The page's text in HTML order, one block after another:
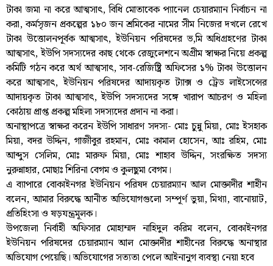
টাকা জমা না করে আত্মসাৎ, বিধি মোতাবেক প্যানেল চেয়ারম্যান নির্বাচন না
করা, কর্মসৃজন প্রকল্পের ১৮০ জন শ্রমিকের নামের সীম নিজের দখলে রেখে
টাকা উত্তোলনপূর্বক আত্মসাৎ, ইউনিয়ন পরিষদের ভ‚মি অধিগ্রহণের টাকা
আত্মসাৎ, ইউপি সদস্যদের কাছ থেকে রেজুলেশনে অগ্রীম স্বাক্ষর নিয়ে প্রকল্প
কমিটি গঠন করে অর্থ আত্মসাৎ, সাব-রেজিষ্ট্রি অফিসের ১% টাকা উত্তোলন
করে আত্মসাৎ, ইউনিয়ন পরিষদের আদায়কৃত ট্যাক্স ও ট্রেড লাইসেন্সের
আদায়কৃত টাকা আত্মসাৎ, ইউপি সদস্যদের সঙ্গে খারাপ আচরণ ও মহিলা
কোঠায় প্রাপ্ত প্রকল্প মহিলা সদস্যদের প্রদান না করা।
অনাস্থাপত্রে স্বাক্ষর করেন ইউপি সাধারণ সদস্য- মোঃ চুন্নু মিয়া, মোঃ ইসহাক
মিয়া, বদর উদ্দিন, গাজীবুর রহমান, মোঃ কামাল হোসেন, আঃ রহিম, মোঃ
আব্দুস সেলিম, মোঃ মারুফ মিয়া, মোঃ শাহাব উদ্দিন, সংরক্ষিত সদস্য
নুরুন্নাহার, মোছাঃ শিরিনা বেগম ও কুলছুমা বেগম।
এ ব্যাপারে বোকাইনগর ইউনিয়ন পরিষদ চেয়ারম্যান আল মোক্তাদীর শাহীন
বলেন, আমার বিরুদ্ধে আনীত অভিযোগগুলো সম্পূর্ণ ভুয়া, মিথ্যা, বানোয়াট,
প্রতিহিংসা ও ষড়যন্ত্রমূলক।
উপজেলা নির্বাহী অফিসার মোহাম্মদ নাহিদুল করিম বলেন, বোকাইনগর
ইউনিয়ন পরিষদের চেয়ারম্যান আল মোক্তাদীর শাহীনের বিরুদ্ধে অনাস্থার
অভিযোগ পেয়েছি। অভিযোগের সত্যতা পেলে আইনানুগ ব্যবস্থা নেয়া হবে